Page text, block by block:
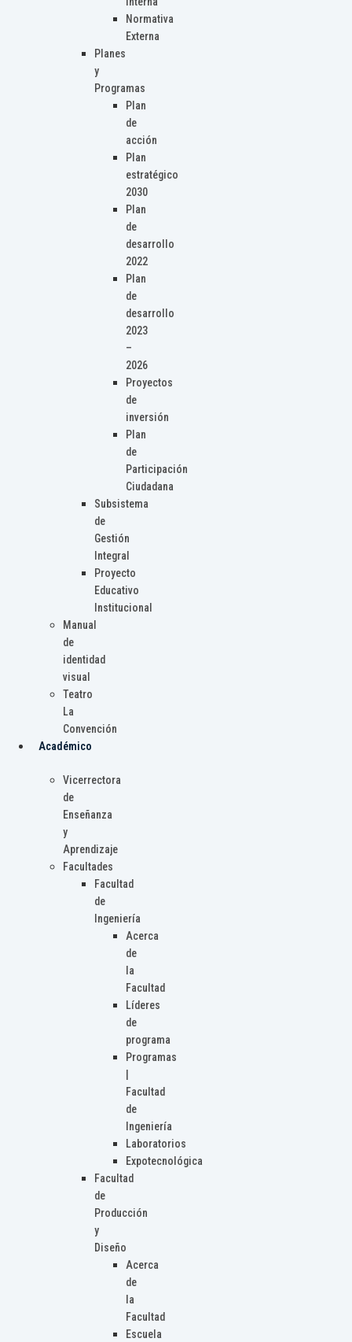
Normativa
Externa
Planes
y
Programas
Plan
de
acción
Plan
estratégico
2030
Plan
de
desarrollo
2022
Plan
de
desarrollo
2023
–
2026
Proyectos
de
inversión
Plan
de
Participación
Ciudadana
Subsistema
de
Gestión
Integral
Proyecto
Educativo
Institucional
Manual
de
identidad
visual
Teatro
La
Convención
Académico
Vicerrectora
de
Enseñanza
y
Aprendizaje
Facultades
Facultad
de
Ingeniería
Acerca
de
la
Facultad
Líderes
de
programa
Programas
Facultad
de
Ingeniería
Laboratorios
Expotecnológica
Facultad
de
Producción
y
Diseño
Acerca
de
la
Facultad
Escuela